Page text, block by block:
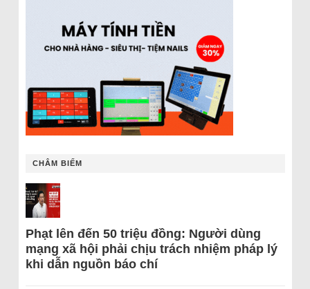
CHÂM BIẾM
Phạt lên đến 50 triệu đồng: Người dùng
mạng xã hội phải chịu trách nhiệm pháp lý
khi dẫn nguồn báo chí